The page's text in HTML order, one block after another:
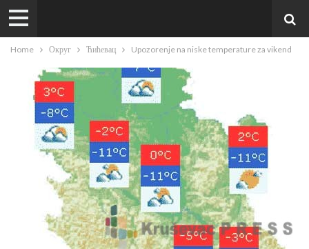
Home Округ Ћићевац Upozorenje na niske temperature za vikend